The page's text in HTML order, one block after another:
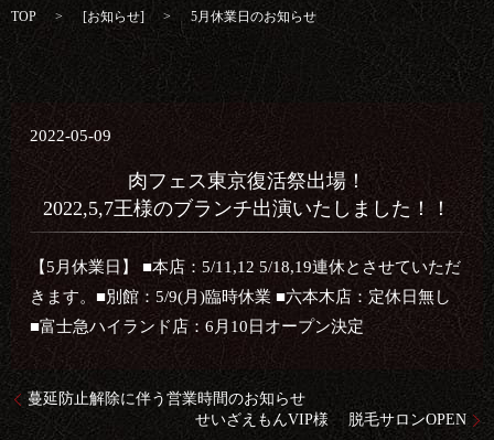
TOP [お知らせ] 5月休業日のお知らせ
2022-05-09
肉フェス東京復活祭出場！
2022,5,7王様のブランチ出演いたしました！！
【5月休業日】
■本店：5/11,12 5/18,19連休とさせていただ
きます。■別館：5/9(月)臨時休業■六本木店：定休日無し
■富士急ハイランド店：6月10日オープン決定
蔓延防止解除に伴う営業時間のお知らせ
せいざえもんVIP様 脱毛サロンOPEN